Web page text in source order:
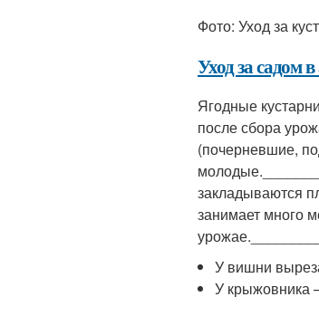
Фото: Уход за
Уход за садом в
Ягодные
после сбора
(почерневшие,
закладываются
занимает много
У вишни
У крыжовника